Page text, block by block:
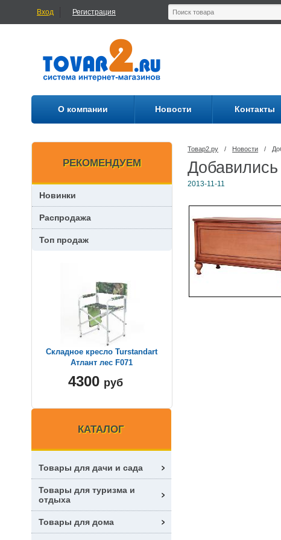
Вход Регистрация
О компании Новости Контакты
Товар2.ру / Новости /
2013-11-11
РЕКОМЕНДУЕМ
Новинки
Распродажа
Топ продаж
Складное кресло Turstandart
Атлант лес F071
4300 руб
КАТАЛОГ
Товары для дачи и сада
Товары для туризма и
отдыха
Товары для дома